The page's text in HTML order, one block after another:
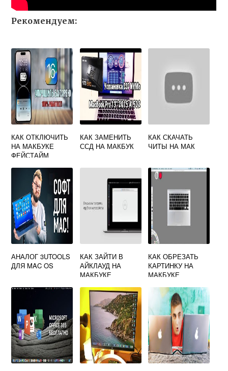
Рекомендуем:
КАК ОТКЛЮЧИТЬ
НА МАКБУКЕ
ФЕЙСТАЙМ
КАК ЗАМЕНИТЬ
ССД НА МАКБУК
КАК СКАЧАТЬ
ЧИТЫ НА МАК
АНАЛОГ 3UTOOLS
ДЛЯ MAC OS
КАК ЗАЙТИ В
АЙКЛАУД НА
МАКБУКЕ
КАК ОБРЕЗАТЬ
КАРТИНКУ НА
МАКБУКЕ